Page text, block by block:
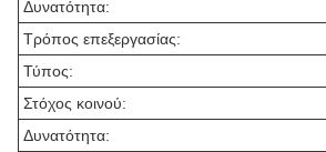
Δυνατότητα:
Τρόπος επεξεργασίας:
Τύπος:
Στόχος κοινού:
Δυνατότητα: